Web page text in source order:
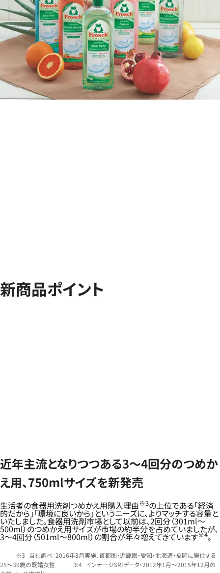
新商品ポイント
近年主流となりつつある3～4回分のつめか
え用、750mlサイズを新発売
生活者の食器用洗剤つめかえ用購入理由※3の上位である「経済
的だから」「環境に良いから」というニーズに、よりマッチする容量と
いたしました。食器用洗剤市場として以前は、2回分（301ml～
500ml）のつめかえ用サイズが市場の約半分を占めていましたが、
3～4回分（501ml～800ml）の割合が年々増えてきています※4。
当社調べ：2016年3月実施、首都圏・近畿圏・愛知・北海道・福岡に居住する
25～39歳の既婚女性
インテージSRIデータ・2012年1月～2015年12月の